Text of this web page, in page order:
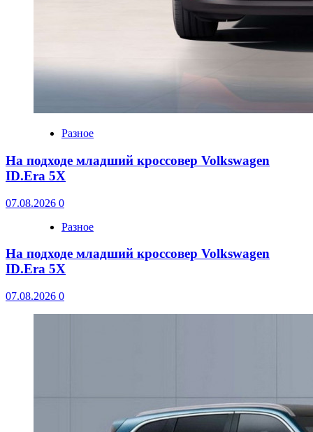
Разное
На подходе младший кроссовер Volkswagen
ID.Era 5X
07.08.2026 0
Разное
На подходе младший кроссовер Volkswagen
ID.Era 5X
07.08.2026 0